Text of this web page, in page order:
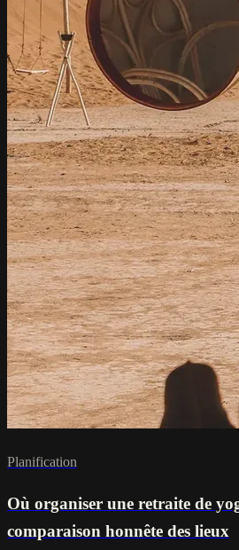
Planification
Où organiser une retraite de
comparaison honnête des lieux